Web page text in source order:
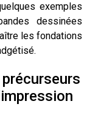
exemples
dessinées
les fondations